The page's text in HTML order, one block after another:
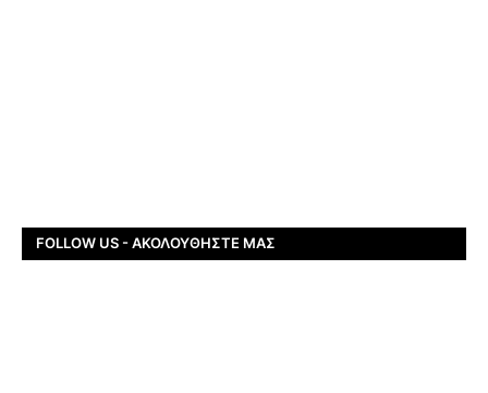
FOLLOW US - ΑΚΟΛΟΥΘΉΣΤΕ ΜΑΣ